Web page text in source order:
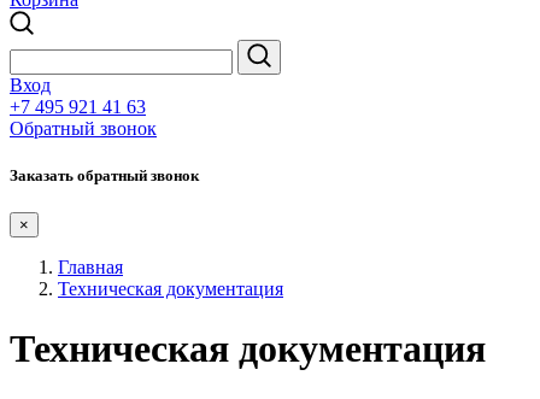
Вход
+7 495 921 41 63
Обратный звонок
Заказать обратный звонок
×
Главная
Техническая документация
Техническая документация